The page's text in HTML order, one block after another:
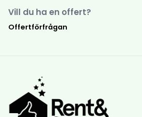
Vill du ha en offert?
Offertförfrågan